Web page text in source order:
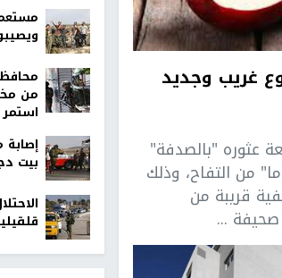
غريب وجديد
عثوره "بالصدفة"
من التفاح، وذلك
قريبة من
...
من
بيت